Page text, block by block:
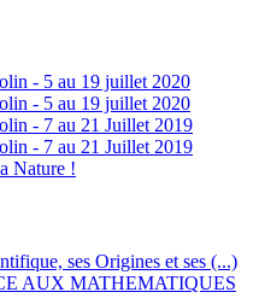
- 5 au 19 juillet 2020
- 5 au 19 juillet 2020
- 7 au 21 Juillet 2019
- 7 au 21 Juillet 2019
Nature !
ses Origines et ses (...)
AUX MATHEMATIQUES